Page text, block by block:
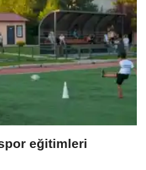
eğitimleri